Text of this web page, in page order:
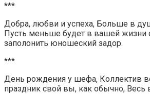
***
Добра, любви и успеха, Больше в
Пусть меньше будет в вашей жизни
заполонить юношеский задор.
***
День рождения у шефа, Коллектив
праздник свой вы, как обычно, Весь